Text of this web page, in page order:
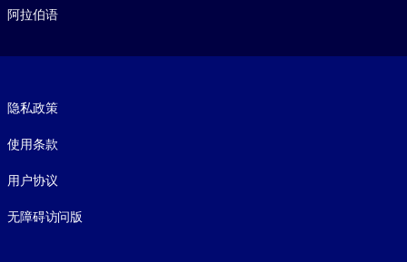
阿拉伯语
隐私政策
使用条款
用户协议
无障碍访问版